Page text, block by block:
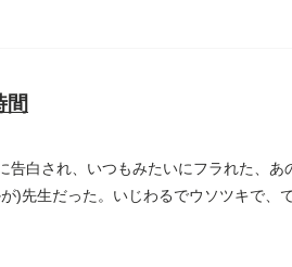
間
告白され、いつもみたいにフラれた、
)先生だった。いじわるでウソツキで、